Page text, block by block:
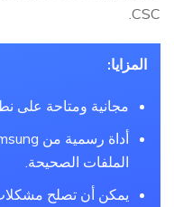
CSC.
المزايا:
مجانية ومتاحة على
الملفات الصحيحة.
يمكن أن تصلح